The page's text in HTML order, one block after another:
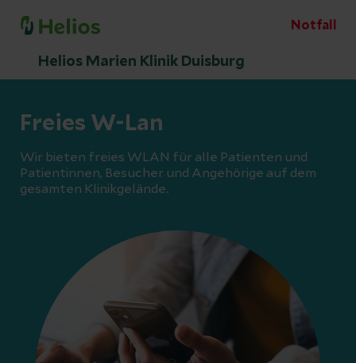
Notfall
Helios Marien Klinik Duisburg
Freies W-Lan
Wir bieten freies WLAN für alle Patienten und
Patientinnen, Besucher und Angehörige auf dem
gesamten Klinikgelände.